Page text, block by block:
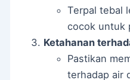
Terpal tebal
cocok untuk
Ketahanan
Pastikan
terhadap air